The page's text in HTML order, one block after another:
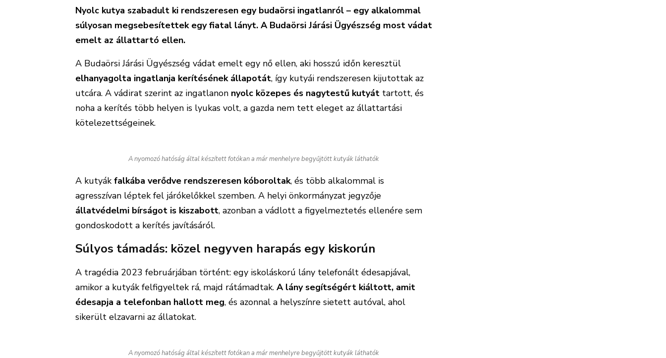
Nyolc kutya szabadult ki rendszeresen egy budaörsi ingatlanról – egy alkalommal
súlyosan megsebesítettek egy fiatal lányt. A Budaörsi Járási Ügyészség most vádat
emelt az állattartó ellen.
A Budaörsi Járási Ügyészség vádat emelt egy nő ellen, aki hosszú időn keresztül
elhanyagolta ingatlanja kerítésének állapotát, így kutyái rendszeresen kijutottak az
utcára. A vádirat szerint az ingatlanon nyolc közepes és nagytestű kutyát tartott, és
noha a kerítés több helyen is lyukas volt, a gazda nem tett eleget az állattartási
kötelezettségeinek.
A nyomozó hatóság által készített fotókan a már menhelyre begyűjtött kutyák láthatók
A kutyákfalkába verődve rendszeresen kóboroltak, és több alkalommal is
agresszívan léptek fel járókelőkkel szemben. A helyi önkormányzat jegyzője
állatvédelmi bírságot is kiszabott, azonban a vádlott a figyelmeztetés ellenére sem
gondoskodott a kerítés javításáról.
Súlyos támadás: közel negyven harapás egy kiskorún
A tragédia 2023 februárjában történt: egy iskoláskorú lány telefonált édesapjával,
amikor a kutyák felfigyeltek rá, majd rátámadtak. A lány segítségért kiáltott, amit
édesapja a telefonban hallott meg, és azonnal a helyszínre sietett autóval, ahol
sikerült elzavarni az állatokat.
A nyomozó hatóság által készített fotókan a már menhelyre begyűjtött kutyák láthatók